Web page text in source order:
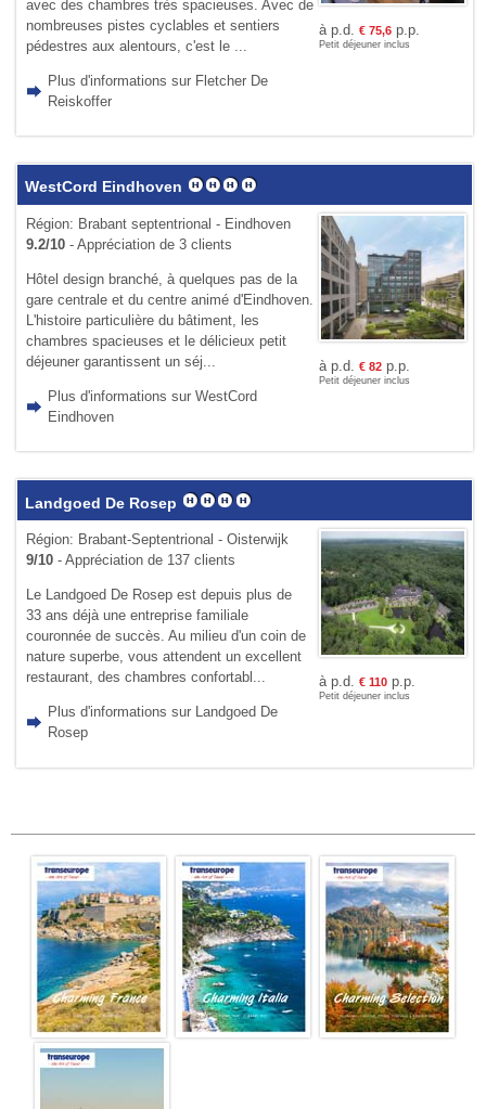
avec des chambres très spacieuses. Avec de
nombreuses pistes cyclables et sentiers
pédestres aux alentours, c'est le ...
Plus d'informations sur Fletcher De
Reiskoffer
à p.d. € 75,6p.p.
Petit déjeuner inclus
WestCord Eindhoven
Région: Brabant septentrional - Eindhoven
9.2/10- Appréciation de 3 clients
Hôtel design branché, à quelques pas de la
gare centrale et du centre animé d'Eindhoven.
L'histoire particulière du bâtiment, les
chambres spacieuses et le délicieux petit
déjeuner garantissent un séj...
Plus d'informations sur WestCord
Eindhoven
à p.d. € 82p.p.
Petit déjeuner inclus
Landgoed De Rosep
Région: Brabant-Septentrional - Oisterwijk
9/10- Appréciation de 137 clients
Le Landgoed De Rosep est depuis plus de
33 ans déjà une entreprise familiale
couronnée de succès. Au milieu d'un coin de
nature superbe, vous attendent un excellent
restaurant, des chambres confortabl...
Plus d'informations sur Landgoed De
Rosep
à p.d. € 110p.p.
Petit déjeuner inclus